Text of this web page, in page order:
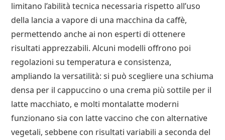
limitano l’abilità tecnica necessaria rispetto all’uso
della lancia a vapore di una macchina da caffè,
permettendo anche ai non esperti di ottenere
risultati apprezzabili. Alcuni modelli offrono poi
regolazioni su temperatura e consistenza,
ampliando la versatilità: si può scegliere una schiuma
densa per il cappuccino o una crema più sottile per il
latte macchiato, e molti montalatte moderni
funzionano sia con latte vaccino che con alternative
vegetali, sebbene con risultati variabili a seconda del